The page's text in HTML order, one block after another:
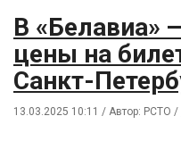
В «Белавиа»
цены на
Санкт-
13.03.2025 10:11 / Автор: РСТО /